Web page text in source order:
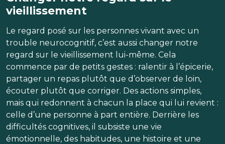
vieillissement
Le regard posé sur les personnes vivant avec un
trouble neurocognitif, c’est aussi changer notre
regard sur le vieillissement lui-même. Cela
commence par de petits gestes : ralentir à l’épicerie,
partager un repas plutôt que d’observer de loin,
écouter plutôt que corriger. Des actions simples,
mais qui redonnent à chacun la place qui lui revient :
celle d’une personne à part entière. Derrière les
difficultés cognitives, il subsiste une vie
émotionnelle, des habitudes, une histoire et une